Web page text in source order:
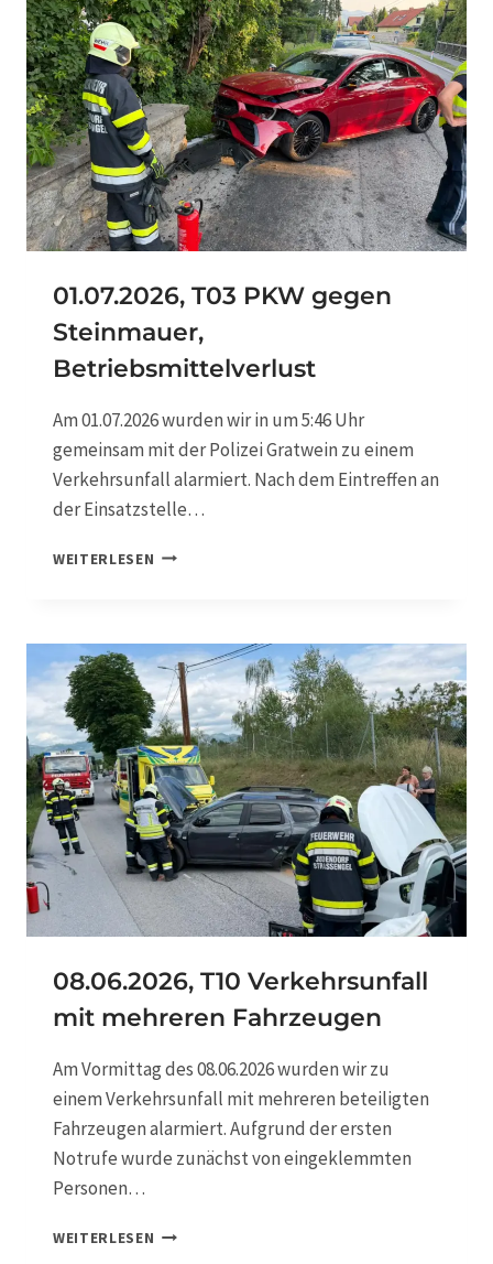
2
0
2
6
,
T
0
3
V
E
R
E
H
R
U
F
A
L
L
M
T
A
D
01.07.2026, T03 PKW gegen
Steinmauer,
Betriebsmittelverlust
Am 01.07.2026 wurden wir in um 5:46 Uhr
gemeinsam mit der Polizei Gratwein zu einem
Verkehrsunfall alarmiert. Nach dem Eintreffen an
der Einsatzstelle…
WEITERLESEN 0
7
.
2
0
2
6
,
T
0
3
P
W
E
G
E
S
T
E
I
N
08.06.2026, T10 Verkehrsunfall
mit mehreren Fahrzeugen
Am Vormittag des 08.06.2026 wurden wir zu
einem Verkehrsunfall mit mehreren beteiligten
Fahrzeugen alarmiert. Aufgrund der ersten
Notrufe wurde zunächst von eingeklemmten
Personen…
WEITERLESEN 0